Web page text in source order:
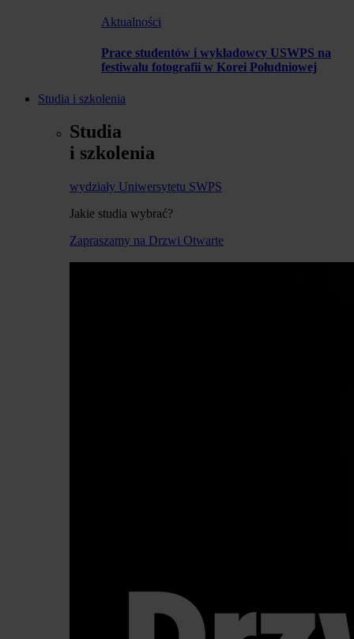
Aktualności
Prace studentów i wykładowcy USWPS na
festiwalu fotografii w Korei Południowej
Studia i szkolenia
Studia
i szkolenia
wydziały Uniwersytetu SWPS
Jakie studia wybrać?
Zapraszamy na Drzwi Otwarte